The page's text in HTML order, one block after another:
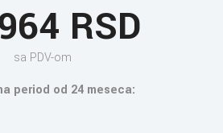
RSD
sa PDV-om
period od 24 meseca: